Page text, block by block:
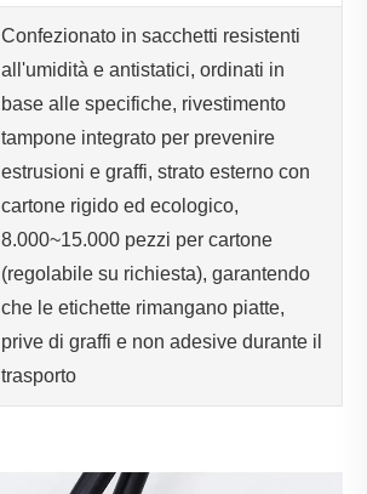
Confezionato in sacchetti resistenti
all'umidità e antistatici, ordinati in
base alle specifiche, rivestimento
tampone integrato per prevenire
estrusioni e graffi, strato esterno con
cartone rigido ed ecologico,
8.000~15.000 pezzi per cartone
(regolabile su richiesta), garantendo
che le etichette rimangano piatte,
prive di graffi e non adesive durante il
trasporto